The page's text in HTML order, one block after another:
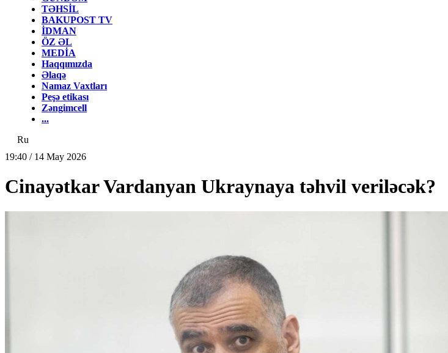
TƏHSİL
BAKUPOST TV
İDMAN
ÖZ ƏL
MEDİA
Haqqımızda
Əlaqə
Namaz Vaxtları
Peşə etikası
Zəngimcell
...
Ru
19:40 / 14 May 2026
Cinayətkar Vardanyan Ukraynaya təhvil veriləcək?